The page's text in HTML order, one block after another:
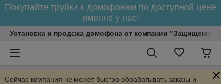
Покупайте трубки к домофонам по доступной цене
именно у нас!
Установка и продажа домофона от компании
Сейчас компания не может быстро обрабатывать заказы и